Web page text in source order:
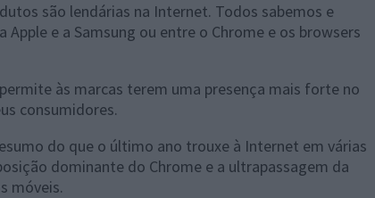
são lendárias na Internet. Todos sabemos e
e a Samsung ou entre o Chrome e os browsers
às marcas terem uma presença mais forte no
consumidores.
do que o último ano trouxe à Internet em várias
dominante do Chrome e a ultrapassagem da
móveis.